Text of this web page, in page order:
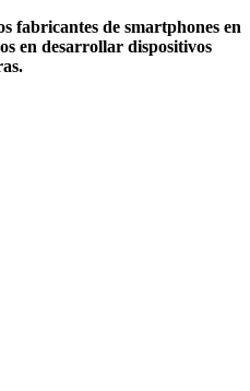
fabricantes de smartphones en
en desarrollar dispositivos